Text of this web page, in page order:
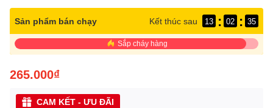
Sản phẩm bán chạy Kết thúc sau 13 : 02 : 35
Sắp cháy hàng
265.000₫
CAM KẾT - ƯU ĐÃI